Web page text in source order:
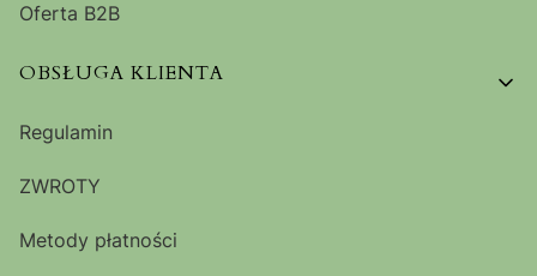
Oferta B2B
OBSŁUGA KLIENTA
Regulamin
ZWROTY
Metody płatności